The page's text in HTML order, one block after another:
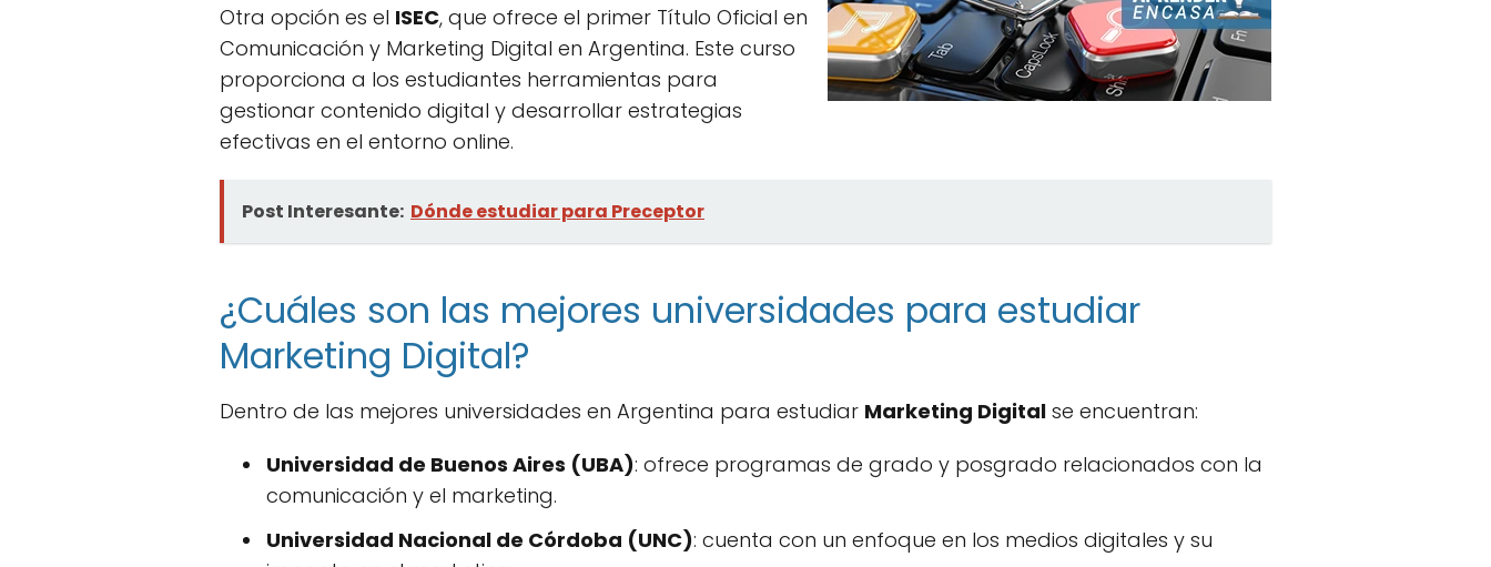
Otra opción es el ISEC, que ofrece el primer Título Oficial en
Comunicación y Marketing Digital en Argentina. Este curso
proporciona a los estudiantes herramientas para
gestionar contenido digital y desarrollar estrategias
efectivas en el entorno online.
Post Interesante: Dónde estudiar para Preceptor
¿Cuáles son las mejores universidades para estudiar
Marketing Digital?
Dentro de las mejores universidades en Argentina para estudiar Marketing Digital se encuentran:
Universidad de Buenos Aires (UBA): ofrece programas de grado y posgrado relacionados con la
comunicación y el marketing.
Universidad Nacional de Córdoba (UNC): cuenta con un enfoque en los medios digitales y su